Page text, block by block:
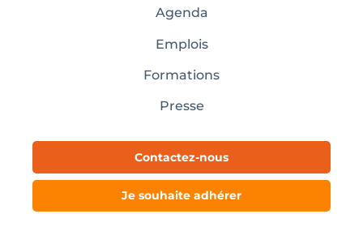
Agenda
Emplois
Formations
Presse
Contactez-nous
Je souhaite adhérer